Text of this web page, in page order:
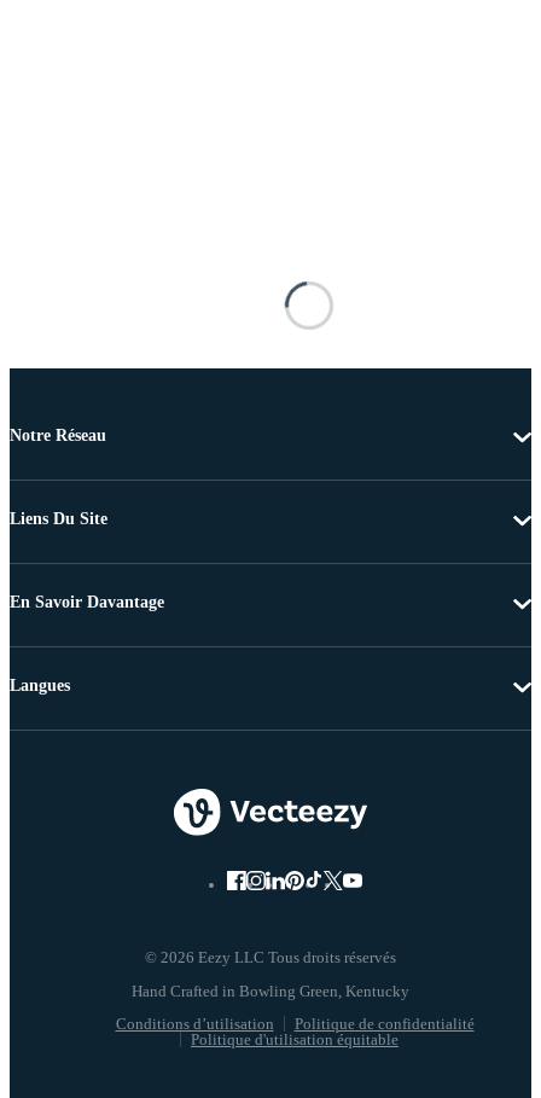
Notre Réseau
Liens Du Site
En Savoir Davantage
© 2026 Eezy LLC Tous droits réservés
Conditions d’utilisation
Politique de confidentialité
Politique d'utilisation équitable
Langues